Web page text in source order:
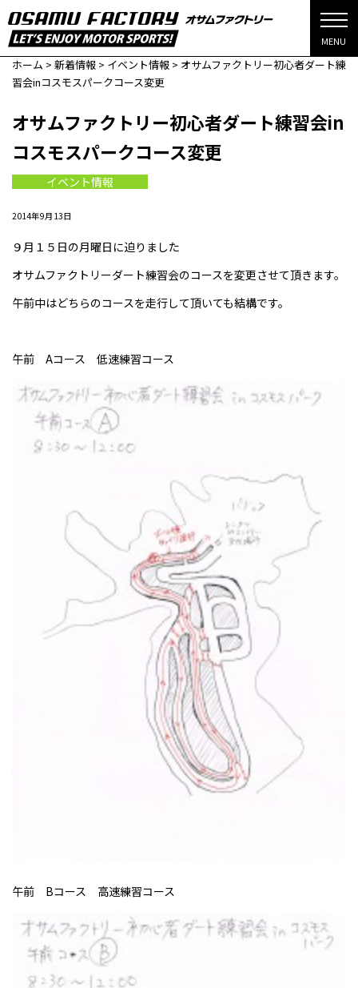
MENU
ホーム > 新着情報 > イベント情報 > オサムファクトリー初心者ダート練
習会inコスモスパークコース変更
オサムファクトリー初心者ダート練習会in
コスモスパークコース変更
イベント情報
2014年9月13日
９月１５日の月曜日に迫りました
オサムファクトリーダート練習会のコースを変更させて頂きます。
午前中はどちらのコースを走行して頂いても結構です。
午前 Aコース 低速練習コース
午前 Bコース 高速練習コース